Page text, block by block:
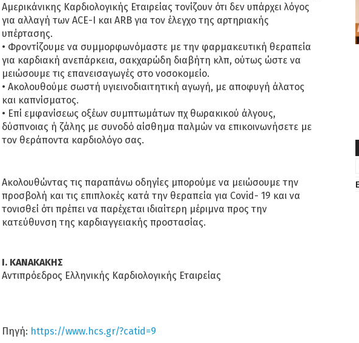
Αμερικάνικης Καρδιολογικής Εταιρείας τονίζουν ότι δεν υπάρχει λόγος
για αλλαγή των ACE-I και ARB για τον έλεγχο της αρτηριακής
υπέρτασης.
• Φροντίζουμε να συμμορφωνόμαστε με την φαρμακευτική θεραπεία
για καρδιακή ανεπάρκεια, σακχαρώδη διαβήτη κλπ, ούτως ώστε να
μειώσουμε τις επανεισαγωγές στο νοσοκομείο.
• Ακολουθούμε σωστή υγιεινοδιαιτητική αγωγή, με αποφυγή άλατος
και καπνίσματος.
• Επί εμφανίσεως οξέων συμπτωμάτων πχ θωρακικού άλγους,
δύσπνοιας ή ζάλης με συνοδό αίσθημα παλμών να επικοινωνήσετε με
τον θεράποντα καρδιολόγο σας.
Ακολουθώντας τις παραπάνω οδηγίες μπορούμε να μειώσουμε την
προσβολή και τις επιπλοκές κατά την θεραπεία για Covid- 19 και να
τονισθεί ότι πρέπει να παρέχεται ιδιαίτερη μέριμνα προς την
κατεύθυνση της καρδιαγγειακής προστασίας.
Ι. ΚΑΝΑΚΑΚΗΣ
Αντιπρόεδρος Ελληνικής Καρδιολογικής Εταιρείας
Πηγή: https://www.hcs.gr/?catid=9